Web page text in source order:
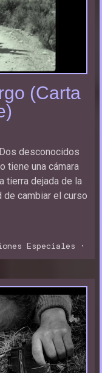
(Carta
desconocidos
tiene una cámara
tierra dejada de la
de cambiar el curso
Especiales ·